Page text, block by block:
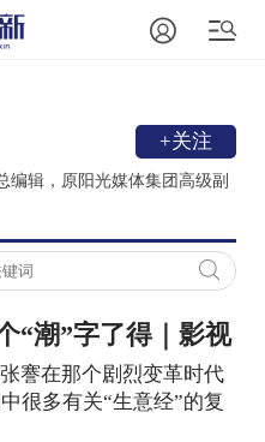
+关注
编辑，原阳光媒体集团高级副
“潮”字了得｜影视
謇在那个剧烈变革时代
很多有关“生意经”的复